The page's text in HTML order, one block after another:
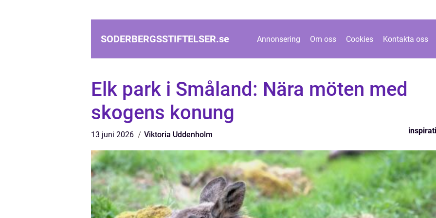
SODERBERGSSTIFTELSER.se Annonsering Om oss Cookies Kontakta oss
Elk park i Småland: Nära möten med
skogens konung
13 juni 2026 Viktoria Uddenholm